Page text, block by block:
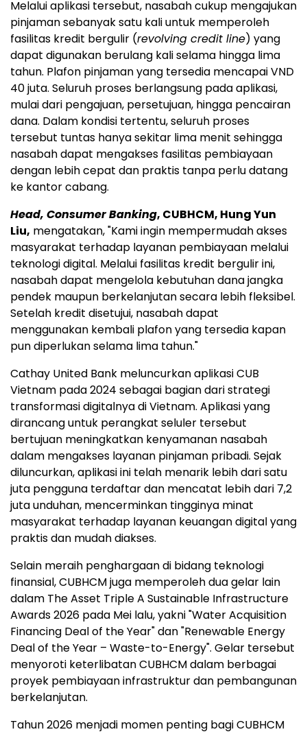
Melalui aplikasi tersebut, nasabah cukup mengajukan
pinjaman sebanyak satu kali untuk memperoleh
fasilitas kredit bergulir (revolving credit line) yang
dapat digunakan berulang kali selama hingga lima
tahun. Plafon pinjaman yang tersedia mencapai VND
40 juta. Seluruh proses berlangsung pada aplikasi,
mulai dari pengajuan, persetujuan, hingga pencairan
dana. Dalam kondisi tertentu, seluruh proses
tersebut tuntas hanya sekitar lima menit sehingga
nasabah dapat mengakses fasilitas pembiayaan
dengan lebih cepat dan praktis tanpa perlu datang
ke kantor cabang.
Head, Consumer Banking, CUBHCM, Hung Yun
Liu, mengatakan, "Kami ingin mempermudah akses
masyarakat terhadap layanan pembiayaan melalui
teknologi digital. Melalui fasilitas kredit bergulir ini,
nasabah dapat mengelola kebutuhan dana jangka
pendek maupun berkelanjutan secara lebih fleksibel.
Setelah kredit disetujui, nasabah dapat
menggunakan kembali plafon yang tersedia kapan
pun diperlukan selama lima tahun."
Cathay United Bank meluncurkan aplikasi CUB
Vietnam pada 2024 sebagai bagian dari strategi
transformasi digitalnya di Vietnam. Aplikasi yang
dirancang untuk perangkat seluler tersebut
bertujuan meningkatkan kenyamanan nasabah
dalam mengakses layanan pinjaman pribadi. Sejak
diluncurkan, aplikasi ini telah menarik lebih dari satu
juta pengguna terdaftar dan mencatat lebih dari 7,2
juta unduhan, mencerminkan tingginya minat
masyarakat terhadap layanan keuangan digital yang
praktis dan mudah diakses.
Selain meraih penghargaan di bidang teknologi
finansial, CUBHCM juga memperoleh dua gelar lain
dalam The Asset Triple A Sustainable Infrastructure
Awards 2026 pada Mei lalu, yakni "Water Acquisition
Financing Deal of the Year" dan "Renewable Energy
Deal of the Year – Waste-to-Energy". Gelar tersebut
menyoroti keterlibatan CUBHCM dalam berbagai
proyek pembiayaan infrastruktur dan pembangunan
berkelanjutan.
Tahun 2026 menjadi momen penting bagi CUBHCM